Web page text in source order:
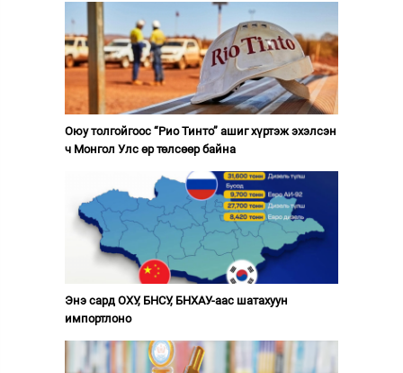
Оюу толгойгоос “Рио Тинто” ашиг хүртэж эхэлсэн
ч Монгол Улс өр төлсөөр байна
Энэ сард ОХУ, БНСУ, БНХАУ-аас шатахуун
импортлоно